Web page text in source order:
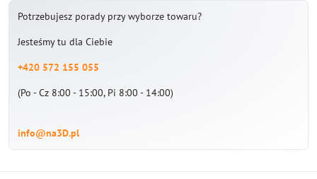
Potrzebujesz porady przy wyborze towaru?
Jesteśmy tu dla Ciebie
+420 572 155 055
(Po - Cz 8:00 - 15:00, Pi 8:00 - 14:00)
info@na3D.pl